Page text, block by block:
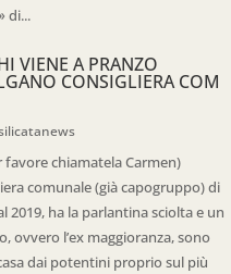
di...
VIENE A PRANZO
CONSIGLIERA COM
favore chiamatela Carmen)
comunale (già capogruppo) di
2019, ha la parlantina sciolta e un
ovvero l’ex maggioranza, sono
dai potentini proprio sul più